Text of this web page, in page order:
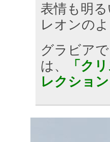
表情も明
レオンの
グラビア
は、
「ク
レクション